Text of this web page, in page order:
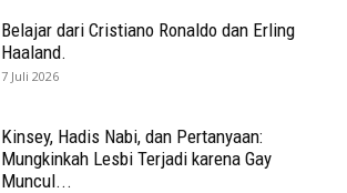
Belajar dari Cristiano Ronaldo dan Erling
Haaland.
7 Juli 2026
Kinsey, Hadis Nabi, dan Pertanyaan:
Mungkinkah Lesbi Terjadi karena Gay
Muncul...